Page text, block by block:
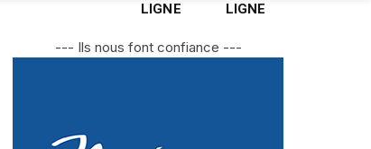
LIGNE
LIGNE
--- Ils nous font confiance ---